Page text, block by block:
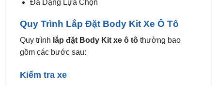
Tùy Biến Theo Sở Thích Cá Nhân
Phản Ánh Phong Cách Cá Nhân
Đa Dạng Lựa Chọn
Quy trìnhlắp đặt Body Kit xe ô tô